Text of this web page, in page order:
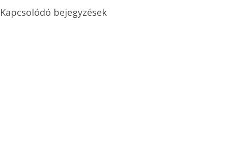
Kapcsolódó bejegyzések